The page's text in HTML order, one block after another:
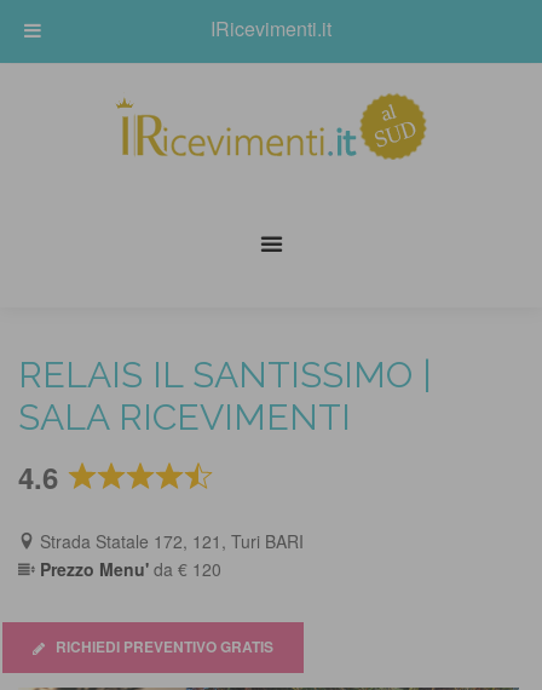
RELAIS IL SANTISSIMO |
SALA RICEVIMENTI
4.6
Rated
out
of
Strada Statale 172, 121, Turi BARI
Prezzo Menu' da € 120
RICHIEDI PREVENTIVO GRATIS
IRicevimenti.it